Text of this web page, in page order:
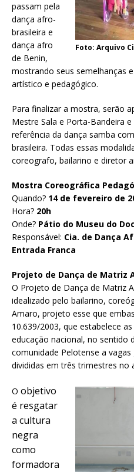
Foto: Arquivo
passam pela
dança afro-
brasileira e
dança afro
de Benin,
mostrando seus semelhanças
artístico e pedagógico.
Para finalizar a mostra, serão
Mestre Sala e Porta-Bandeira
referência da dança samba
brasileira. Todas essas
coreografo, bailarino e diretor
Mostra Coreográfica
Quando? 14 de fevereiro de
Hora? 20h
Onde? Pátio do Museu do
Responsável: Cia. de Dança
Entrada Franca
Projeto de Dança de Matriz
O Projeto de Dança de Matriz
idealizado pelo bailarino,
Amaro, projeto esse que
10.639/2003, que estabelece
educação nacional, no sentido
comunidade Pelotense a
divididas em três trimestres no
O objetivo
é resgatar
a cultura
negra
como
formadora